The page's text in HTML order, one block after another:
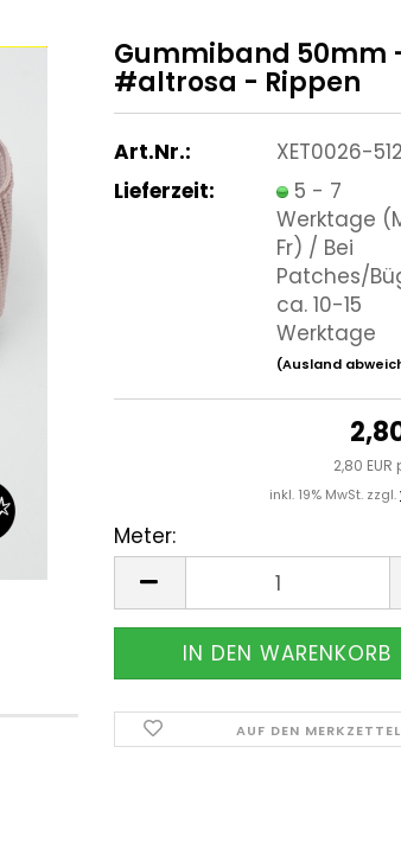
Gummiband 50mm
#altrosa - Rippen
Art.Nr.:
XET0026-512
Lieferzeit:
5 - 7
Werktage
Fr) / Bei
Patches/
ca. 10-15
Werktage
(Ausland
2,80 EUR
inkl. 19% MwSt. zzgl.
Meter:
Meter
AUF DEN MERKZETTEL